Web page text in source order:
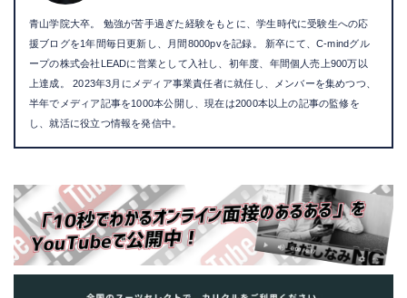
青山学院大卒。 勉強が苦手過ぎた経験をもとに、学生時代に受験生への応
援ブログを1年間毎日更新し、月間8000pvを記録。 新卒にて、C-mindグル
ープの株式会社LEADに営業として入社し、初年度、年間個人売上900万以
上達成。 2023年3月にメディア事業責任者に就任し、メンバーを集めつつ、
半年でメディア記事を1000本公開し、現在は2000本以上の記事の監修を
し、就活に役立つ情報を発信中。